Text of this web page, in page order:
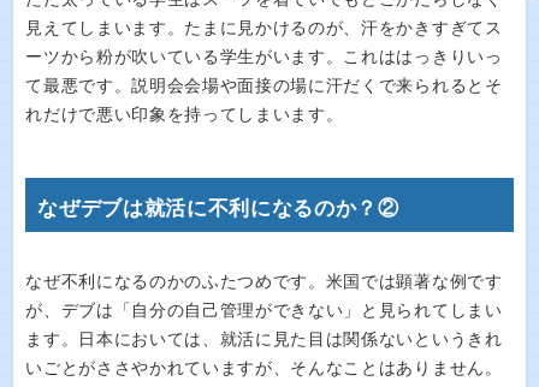
見えてしまいます。たまに見かけるのが、汗をかきすぎてス
ーツから粉が吹いている学生がいます。これははっきりいっ
て最悪です。説明会会場や面接の場に汗だくで来られるとそ
れだけで悪い印象を持ってしまいます。
なぜデブは就活に不利になるのか？②
なぜ不利になるのかのふたつめです。米国では顕著な例です
が、デブは「自分の自己管理ができない」と見られてしまい
ます。日本においては、就活に見た目は関係ないというきれ
いごとがささやかれていますが、そんなことはありません。